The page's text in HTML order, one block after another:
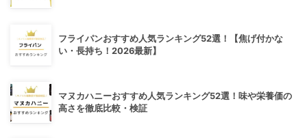
フライパンおすすめ人気ランキング52選！【焦げ付かな
い・長持ち！2026最新】
マヌカハニーおすすめ人気ランキング52選！味や栄養価の
高さを徹底比較・検証